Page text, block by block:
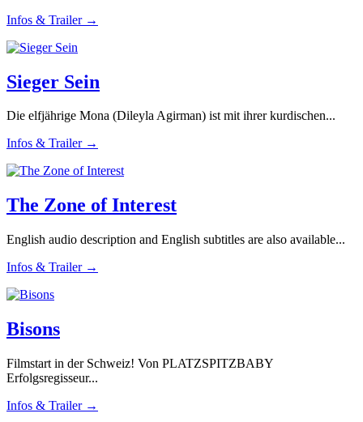
Infos & Trailer →
Sieger Sein
Die elfjährige Mona (Dileyla Agirman) ist mit ihrer kurdischen...
Infos & Trailer →
The Zone of Interest
English audio description and English subtitles are also available...
Infos & Trailer →
Bisons
Filmstart in der Schweiz! Von PLATZSPITZBABY
Erfolgsregisseur...
Infos & Trailer →